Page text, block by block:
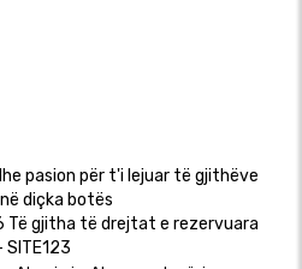
pasion për t'i lejuar të gjithëve
diçka botës
gjitha të drejtat e rezervuara
SITE123